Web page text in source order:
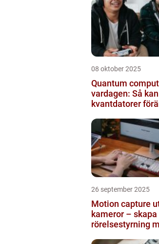
08 oktober 2025
Quantum
vardagen: Så kan
kvantdatorer
26 september 2025
Motion capture
kameror –
rörelsestyrning